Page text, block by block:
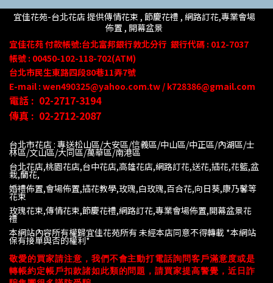
宜佳花苑-台北花店 提供傳情花束 , 節慶花禮 , 網路訂花,專業會場
佈置 , 開幕盆景
宜佳花苑付款帳號:台北富邦銀行敦北分行 銀行代碼 : 012-7037
帳號 : 00450-102-118-702(ATM)
台北市民生東路四段80巷11弄7號
E-mail : wen490325@yahoo.com.tw / k728386@gmail.com
電話 : 02-2717-3194
傳真 : 02-2712-2087
台北市花店 : 專送松山區/大安區/信義區/中山區/中正區/內湖區/士
林區/文山區/大同區/萬華區/南港區
台北花店,桃園花店,台中花店,高雄花店,網路訂花,送花,插花,花籃,盆
栽,蘭花,
婚禮佈置,會場佈置,插花教學,玫瑰,白玫瑰,百合花,向日葵,康乃馨等
花束
玫瑰花束,傳情花束,節慶花禮,網路訂花,專業會場佈置,開幕盆景花
禮
本網站內容所有權歸宜佳花苑所有 未經本店同意不得轉載 *本網站
保有接單與否的權利*
敬愛的買家請注意，我們不會主動打電話詢問客戶滿意度或是
轉帳約定帳戶扣款諸如此類的問題，請買家提高警覺，近日詐